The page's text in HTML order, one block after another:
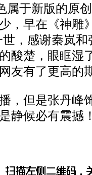
属于新版的原
，早在《神雕
，感谢秦岚
酸楚，眼眶湿
友有了更高的
但是张丹峰
静候必有震撼